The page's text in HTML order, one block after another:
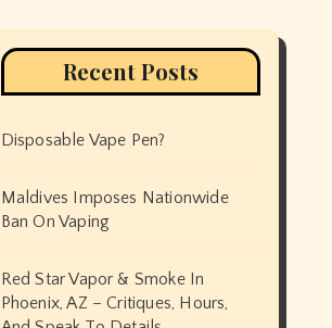
Recent Posts
Disposable Vape Pen?
Maldives Imposes Nationwide
Ban On Vaping
Red Star Vapor & Smoke In
Phoenix, AZ – Critiques, Hours,